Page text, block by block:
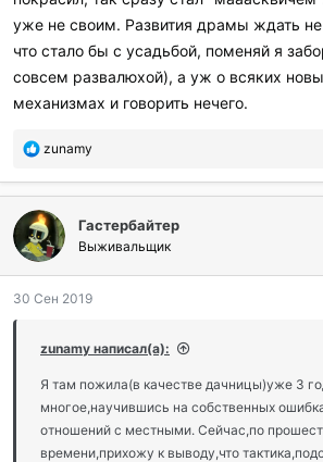
уже не своим. Развития драмы ждать не
что стало бы с усадьбой, поменяй я
совсем развалюхой), а уж о всяких
механизмах и говорить нечего.
П
б
а
г
о
а
и
и
:
zunamy
Гастербайтер
Выживальщик
30 Сен 2019
zunamy написал(а):
Я там пожила(в качестве дачницы)уже 3
многое,научившись на собственных
отношений с местными. Сейчас,по
времени,прихожу к выводу,что